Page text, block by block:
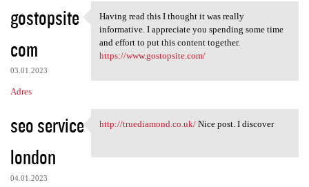
r
z
e
gostopsite
com
03.01.2023
Adres
Having read this I thought it
Having read this I thought it was really
informative. I appreciate you spending some time
and effort to put this content together.
https://www.gostopsite.com/
seo service
london
04.01.2023
http://truediamond.co.uk/
http://truediamond.co.uk/Nice post. I discover